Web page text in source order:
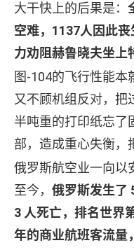
大干快上的后果是：
空难，1137人因此
力劝阻赫鲁晓夫坐上
图-104的飞行性能本
又不顾机组反对，把
半吨重的打印纸忘了
部，造成重心失衡，
俄罗斯航空业一向以
至今， 俄罗斯发生了
3 人死亡，排名世界
年的商业航班客流量